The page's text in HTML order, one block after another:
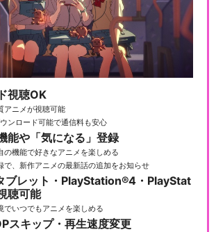
視聴OK
アニメが視聴可能
ンロード可能で通信料も安心
能や「気になる」登録
の機能で好きなアニメを楽しめる
で、新作アニメの最新話の追加をお知らせ
ブレット・PlayStation®4・PlayStat
聴可能
でいつでもアニメを楽しめる
スキップ・再生速度変更